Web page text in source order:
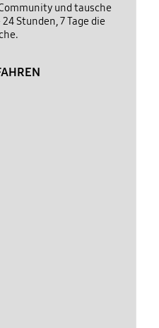
und tausche
Stunden, 7 Tage die